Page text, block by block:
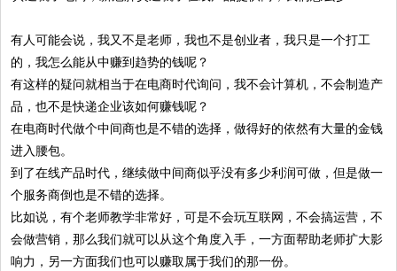
有人可能会说，我又不是老师，我也不是创业者，我只是一个打工
的，我怎么能从中赚到趋势的钱呢？
有这样的疑问就相当于在电商时代询问，我不会计算机，不会制造产
品，也不是快递企业该如何赚钱呢？
在电商时代做个中间商也是不错的选择，做得好的依然有大量的金钱
进入腰包。
到了在线产品时代，继续做中间商似乎没有多少利润可做，但是做一
个服务商倒也是不错的选择。
比如说，有个老师教学非常好，可是不会玩互联网，不会搞运营，不
会做营销，那么我们就可以从这个角度入手，一方面帮助老师扩大影
响力，另一方面我们也可以赚取属于我们的那一份。